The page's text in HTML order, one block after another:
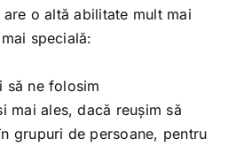
o altă abilitate mult mai
specială:
să ne folosim
mai ales, dacă reușim să
grupuri de persoane, pentru